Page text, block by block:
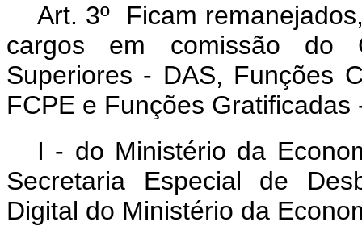
Art. 3º Ficam
cargos em comissão do
Superiores - DAS, Funções
FCPE e Funções Gratificadas
I - do Ministério da
Secretaria Especial de
Digital do Ministério da